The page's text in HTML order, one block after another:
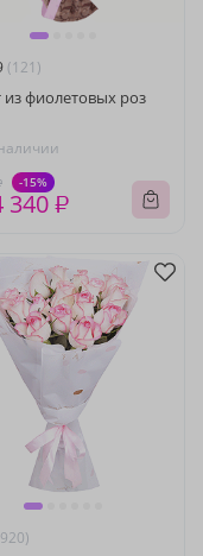
(121)
из фиолетовых роз
-15%
340 ₽